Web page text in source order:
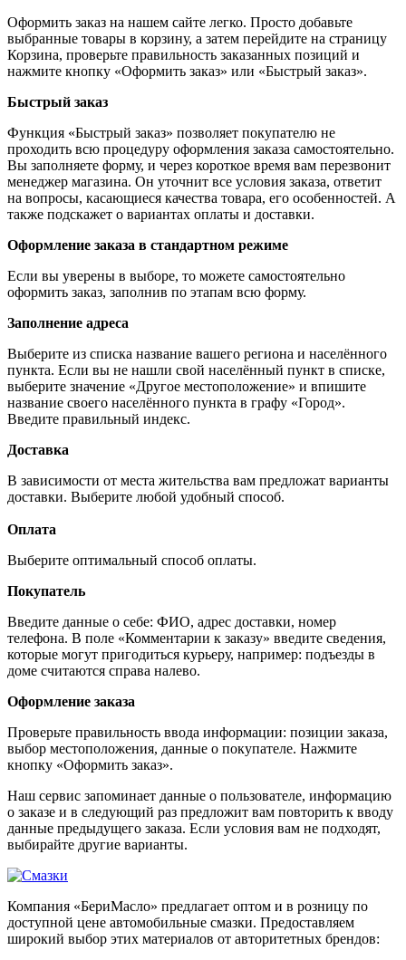
Оформить заказ на нашем сайте легко. Просто добавьте
выбранные товары в корзину, а затем перейдите на страницу
Корзина, проверьте правильность заказанных позиций и
нажмите кнопку «Оформить заказ» или «Быстрый заказ».
Быстрый заказ
Функция «Быстрый заказ» позволяет покупателю не
проходить всю процедуру оформления заказа самостоятельно.
Вы заполняете форму, и через короткое время вам перезвонит
менеджер магазина. Он уточнит все условия заказа, ответит
на вопросы, касающиеся качества товара, его особенностей. А
также подскажет о вариантах оплаты и доставки.
Оформление заказа в стандартном режиме
Если вы уверены в выборе, то можете самостоятельно
оформить заказ, заполнив по этапам всю форму.
Заполнение адреса
Выберите из списка название вашего региона и населённого
пункта. Если вы не нашли свой населённый пункт в списке,
выберите значение «Другое местоположение» и впишите
название своего населённого пункта в графу «Город».
Введите правильный индекс.
Доставка
В зависимости от места жительства вам предложат варианты
доставки. Выберите любой удобный способ.
Оплата
Выберите оптимальный способ оплаты.
Покупатель
Введите данные о себе: ФИО, адрес доставки, номер
телефона. В поле «Комментарии к заказу» введите сведения,
которые могут пригодиться курьеру, например: подъезды в
доме считаются справа налево.
Оформление заказа
Проверьте правильность ввода информации: позиции заказа,
выбор местоположения, данные о покупателе. Нажмите
кнопку «Оформить заказ».
Наш сервис запоминает данные о пользователе, информацию
о заказе и в следующий раз предложит вам повторить к вводу
данные предыдущего заказа. Если условия вам не подходят,
выбирайте другие варианты.
Компания «БериМасло» предлагает оптом и в розницу по
доступной цене автомобильные смазки. Предоставляем
широкий выбор этих материалов от авторитетных брендов: